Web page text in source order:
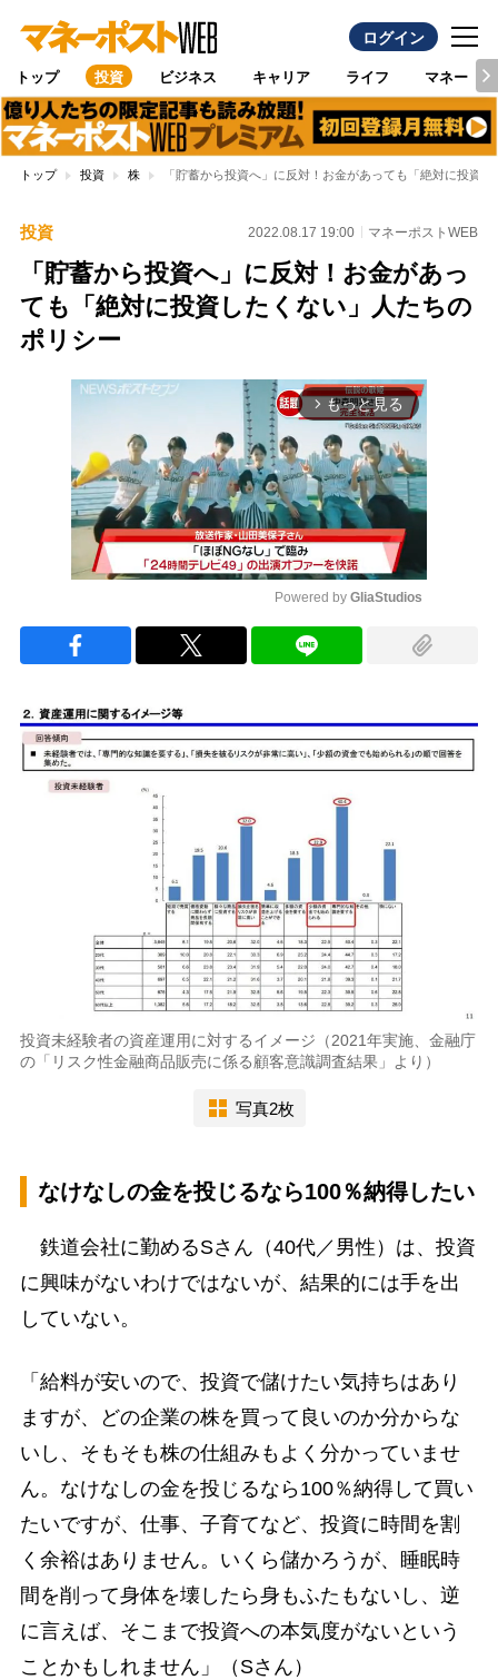
ログイン
トップ 投資 ビジネス キャリア ライフ マネー
トップ 投資 株 「貯蓄から投資へ」に反対！お金があっても「絶対に投資
投資 2022.08.17 19:00 マネーポストWEB
「貯蓄から投資へ」に反対！お金があっ
ても「絶対に投資したくない」人たちの
ポリシー
arrow_forward_ios もっと見る
Powered by GliaStudios
投資未経験者の資産運用に対するイメージ（2021年実施、金融庁
の「リスク性金融商品販売に係る顧客意識調査結果」より）
写真2枚
なけなしの金を投じるなら100％納得したい
鉄道会社に勤めるSさん（40代／男性）は、投資
に興味がないわけではないが、結果的には手を出
していない。
「給料が安いので、投資で儲けたい気持ちはあり
ますが、どの企業の株を買って良いのか分からな
いし、そもそも株の仕組みもよく分かっていませ
ん。なけなしの金を投じるなら100％納得して買い
たいですが、仕事、子育てなど、投資に時間を割
く余裕はありません。いくら儲かろうが、睡眠時
間を削って身体を壊したら身もふたもないし、逆
に言えば、そこまで投資への本気度がないという
ことかもしれません」（Sさん）